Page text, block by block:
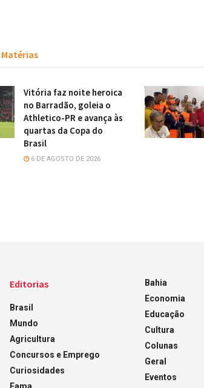
Matérias
Vitória faz noite heroica
no Barradão, goleia o
Athletico-PR e avança às
quartas da Copa do
Brasil
6 DE AGOSTO DE 2026
Editorias
Brasil
Mundo
Agricultura
Concursos e Emprego
Curiosidades
Bahia
Economia
Educação
Cultura
Colunas
Geral
Eventos